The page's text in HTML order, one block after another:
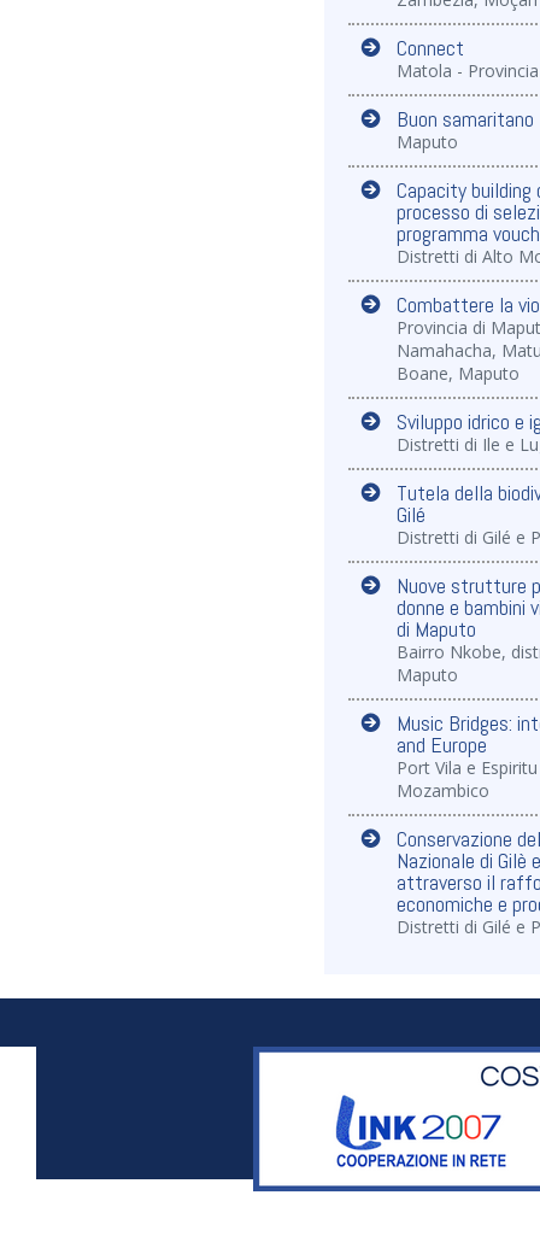
Connect
Matola -
Buon samaritano
Maputo
Capacity
processo di
programma
Distretti di Alto
Combattere la
Provincia di
Namahacha,
Boane, Maputo
Sviluppo idrico e
Distretti di Ile e
Tutela della
Gilé
Distretti di Gilé e
Nuove strutture
donne e bambini
di Maputo
Bairro Nkobe,
Maputo
Music Bridges:
and Europe
Port Vila e
Mozambico
Conservazione
Nazionale di Gilè
attraverso il
economiche e
Distretti di Gilé e